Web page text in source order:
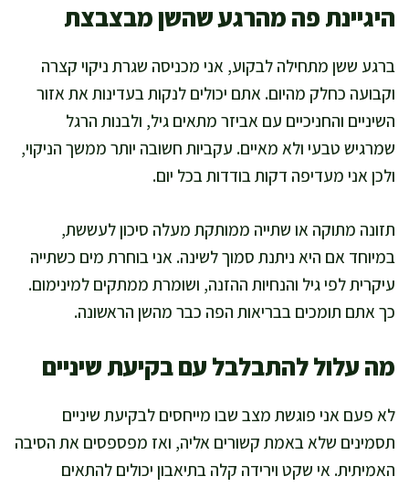
היגיינת פה מהרגע שהשן מבצבצת
ברגע ששן מתחילה לבקוע, אני מכניסה שגרת ניקוי קצרה
וקבועה כחלק מהיום. אתם יכולים לנקות בעדינות את אזור
השיניים והחניכיים עם אביזר מתאים גיל, ולבנות הרגל
שמרגיש טבעי ולא מאיים. עקביות חשובה יותר ממשך הניקוי,
ולכן אני מעדיפה דקות בודדות בכל יום.
תזונה מתוקה או שתייה ממותקת מעלה סיכון לעששת,
במיוחד אם היא ניתנת סמוך לשינה. אני בוחרת מים כשתייה
עיקרית לפי גיל והנחיות ההזנה, ושומרת ממתקים למינימום.
כך אתם תומכים בבריאות הפה כבר מהשן הראשונה.
מה עלול להתבלבל עם בקיעת שיניים
לא פעם אני פוגשת מצב שבו מייחסים לבקיעת שיניים
תסמינים שלא באמת קשורים אליה, ואז מפספסים את הסיבה
האמיתית. אי שקט וירידה קלה בתיאבון יכולים להתאים